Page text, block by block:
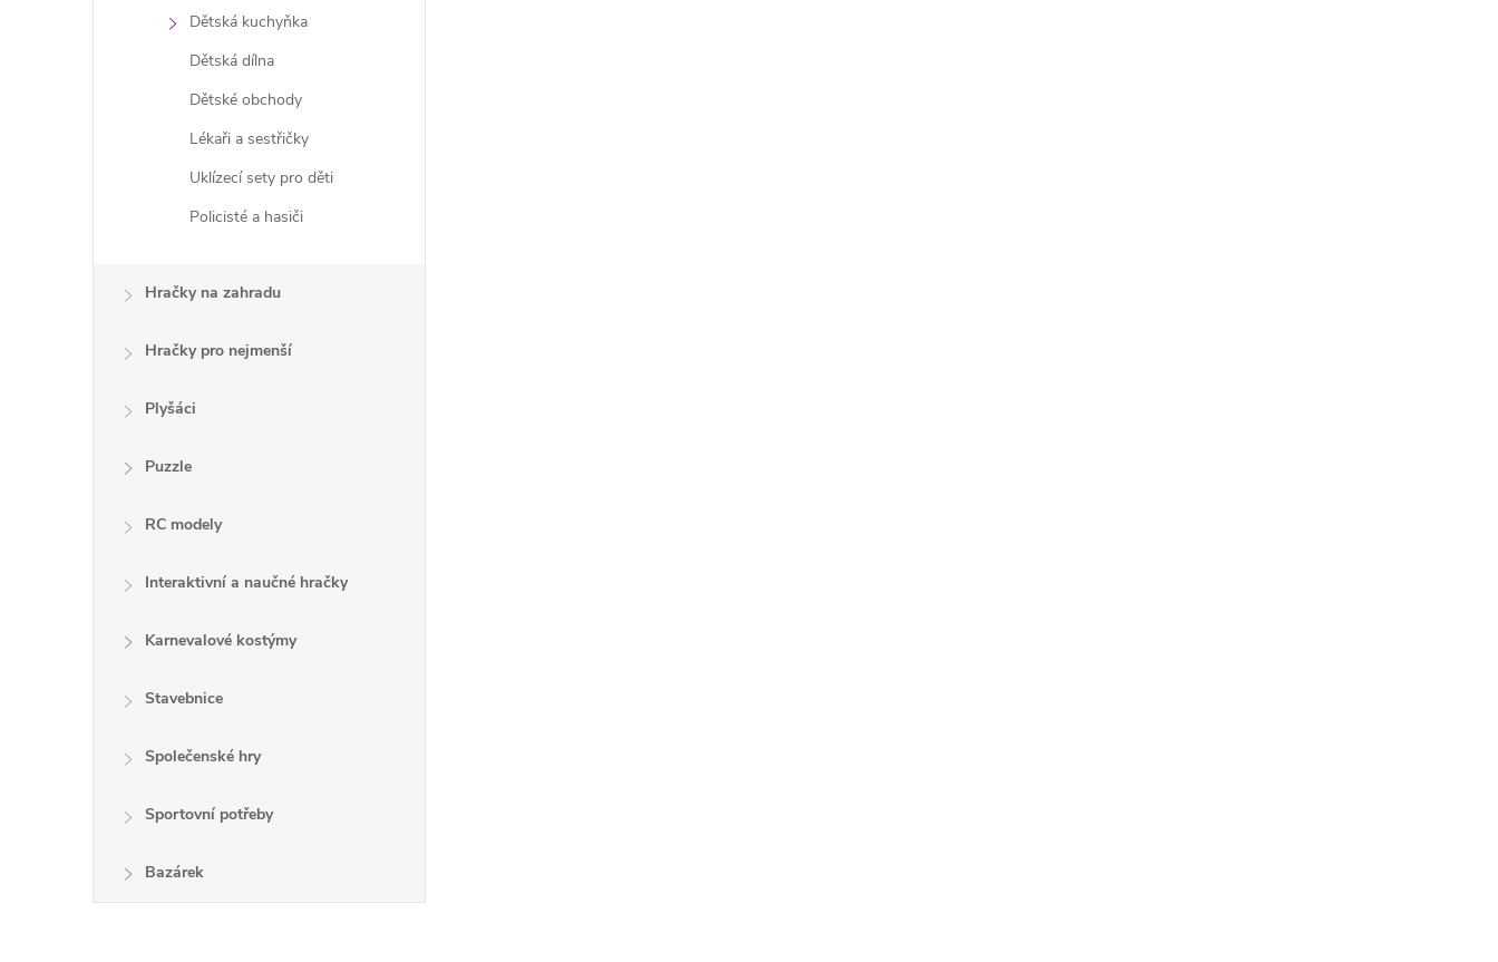
Dětská kuchyňka
Dětská dílna
Dětské obchody
Lékaři a sestřičky
Uklízecí sety pro děti
Policisté a hasiči
Hračky na zahradu
Hračky pro nejmenší
Plyšáci
Puzzle
RC modely
Interaktivní a naučné hračky
Karnevalové kostýmy
Stavebnice
Společenské hry
Sportovní potřeby
Bazárek